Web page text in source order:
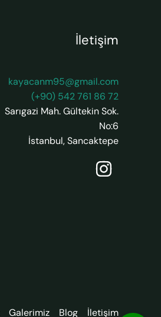
İletişim
kayacanm95@gmail.com
(+90) 542 761 86 72
Sarıgazi Mah. Gültekin Sok.
No:6
İstanbul,Sancaktepe
Galerimiz Blog İletişim